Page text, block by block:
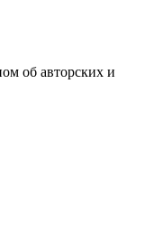
об авторских и